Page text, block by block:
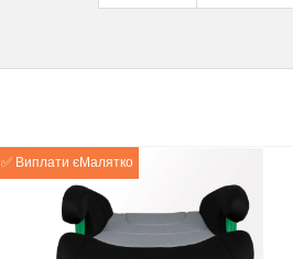
✅ Виплати єМалятко